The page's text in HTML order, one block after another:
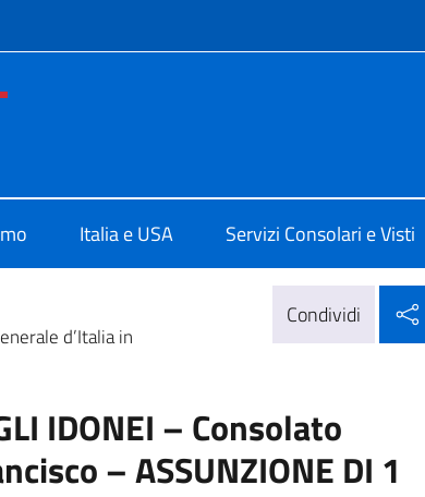
Italia e USA Servizi Consolari e Visti
d’Italia in
Condividi
IDONEI – Consolato
– ASSUNZIONE DI 1